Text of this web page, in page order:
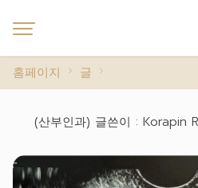
홈페이지 글
(산부인과) 글쓴이 : Korapin